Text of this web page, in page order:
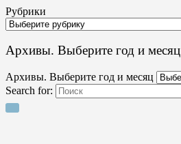
Рубрики
Архивы. Выберите год и месяц
Архивы. Выберите год и месяц
Search for: